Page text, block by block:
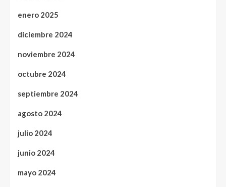
enero 2025
diciembre 2024
noviembre 2024
octubre 2024
septiembre 2024
agosto 2024
julio 2024
junio 2024
mayo 2024